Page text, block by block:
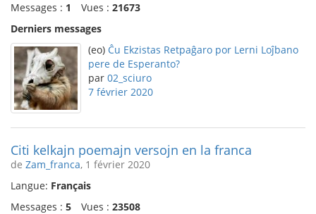
Messages : 1 Vues : 21673
Derniers messages
(eo) Ĉu Ekzistas Retpaĝaro por Lerni Loĵbano
pere de Esperanto?
par 02_sciuro
7 février 2020
Citi kelkajn poemajn versojn en la franca
de Zam_franca, 1 février 2020
Langue: Français
Messages : 5 Vues : 23508